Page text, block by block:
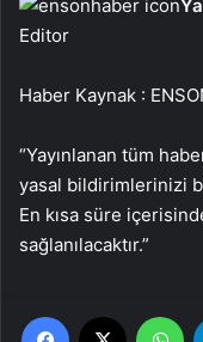
Editor
Haber Kaynak :
“Yayınlanan tüm
yasal bildirimlerinizi
En kısa süre
sağlanılacaktır.”
Facebook